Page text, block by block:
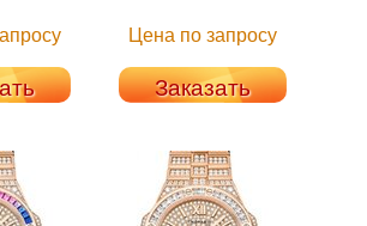
Цена по запросу
Заказать